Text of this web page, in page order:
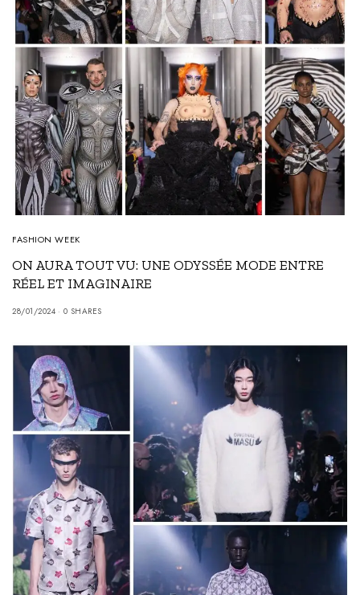
FASHION WEEK
ON AURA TOUT VU: UNE ODYSSÉE MODE ENTRE
RÉEL ET IMAGINAIRE
28/01/2024 0 SHARES